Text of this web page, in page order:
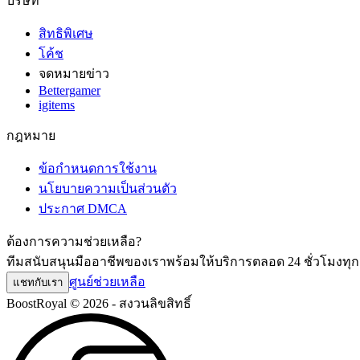
สิทธิพิเศษ
โค้ช
จดหมายข่าว
Bettergamer
igitems
กฎหมาย
ข้อกำหนดการใช้งาน
นโยบายความเป็นส่วนตัว
ประกาศ DMCA
ต้องการความช่วยเหลือ?
ทีมสนับสนุนมืออาชีพของเราพร้อมให้บริการตลอด 24 ชั่วโมงทุ
แชทกับเรา ศูนย์ช่วยเหลือ
BoostRoyal © 2026 - สงวนลิขสิทธิ์